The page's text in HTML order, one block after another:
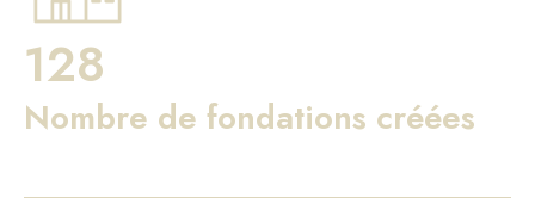
128
Nombre de fondations créées